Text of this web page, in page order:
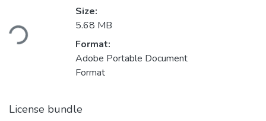
Loading...
Size:
5.68 MB
Format:
Adobe Portable Document
Format
License bundle